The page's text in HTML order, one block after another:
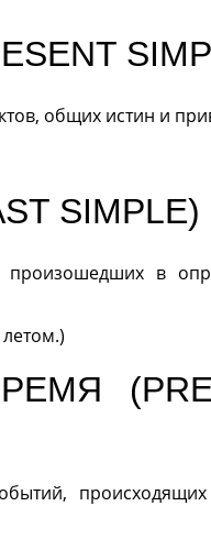
общих истин и
SIMPLE)
в